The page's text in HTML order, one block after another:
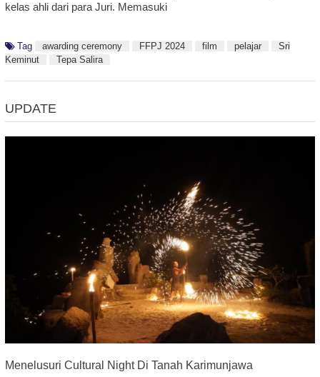
kelas ahli dari para Juri. Memasuki
Tag awarding ceremony FFPJ 2024 film pelajar
Sri
Keminut
Tepa Salira
UPDATE
Menelusuri Cultural Night Di Tanah Karimunjawa